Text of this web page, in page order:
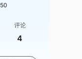
50
评论
4